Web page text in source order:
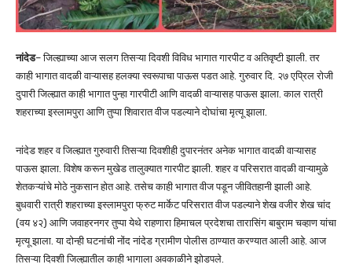
नांदेड– जिल्ह्याच्या आज सलग तिसऱ्या दिवशी विविध भागात गारपीट व अतिवृष्टी झाली. तर
काही भागात वादळी वाऱ्यासह हलक्या स्वरूपाचा पाऊस पडत आहे. गुरुवार दि. २७ एप्रिल रोजी
दुपारी जिल्ह्यात काही भागात पुन्हा गारपीटी आणि वादळी वाऱ्यासह पाऊस झाला. काल रात्री
शहराच्या इस्लामपुरा आणि तुप्पा शिवारात वीज पडल्याने दोघांचा मृत्यू झाला.
नांदेड शहर व जिल्ह्यात गुरुवारी तिसऱ्या दिवशीही दुपारनंतर अनेक भागात वादळी वाऱ्यासह
पाऊस झाला. विशेष करून मुखेड तालुक्यात गारपीट झाली. शहर व परिसरात वादळी वाऱ्यामुळे
शेतकऱ्यांचे मोठे नुकसान होत आहे. तसेच काही भागात वीज पडून जीवितहानी झाली आहे.
बुधवारी रात्री शहराच्या इस्लामपुरा फ्रुट मार्केट परिसरात वीज पडल्याने शेख वजीर शेख चांद
(वय ४२) आणि जवाहरनगर तुप्पा येथे राहणारा हिमाचल प्रदेशचा तारासिंग बाबुराम चव्हाण यांचा
मृत्यू झाला. या दोन्ही घटनांची नोंद नांदेड ग्रामीण पोलीस ठाण्यात करण्यात आली आहे. आज
तिसऱ्या दिवशी जिल्ह्यातील काही भागाला अवकाळीने झोडपले.